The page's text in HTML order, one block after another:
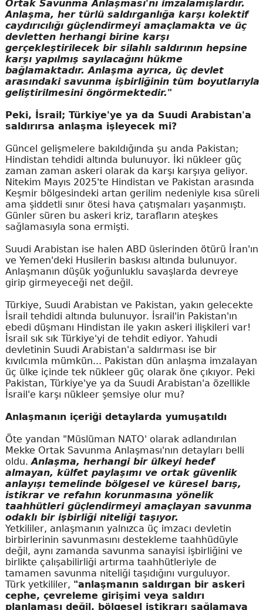
Ortak Savunma Anlaşması'nı imzalamışlardır.
Anlaşma, her türlü saldırganlığa karşı kolektif
caydırıcılığı güçlendirmeyi amaçlamakta ve üç
devletten herhangi birine karşı
gerçekleştirilecek bir silahlı saldırının hepsine
karşı yapılmış sayılacağını hükme
bağlamaktadır. Anlaşma ayrıca, üç devlet
arasındaki savunma işbirliğinin tüm boyutlarıyla
geliştirilmesini öngörmektedir."
Peki, İsrail; Türkiye'ye ya da Suudi Arabistan'a
saldırırsa anlaşma işleyecek mi?
Güncel gelişmelere bakıldığında şu anda Pakistan;
Hindistan tehdidi altında bulunuyor. İki nükleer güç
zaman zaman askeri olarak da karşı karşıya geliyor.
Nitekim Mayıs 2025'te Hindistan ve Pakistan arasında
Keşmir bölgesindeki artan gerilim nedeniyle kısa süreli
ama şiddetli sınır ötesi hava çatışmaları yaşanmıştı.
Günler süren bu askeri kriz, tarafların ateşkes
sağlamasıyla sona ermişti.
Suudi Arabistan ise halen ABD üslerinden ötürü İran'ın
ve Yemen'deki Husilerin baskısı altında bulunuyor.
Anlaşmanın düşük yoğunluklu savaşlarda devreye
girip girmeyeceği net değil.
Türkiye, Suudi Arabistan ve Pakistan, yakın gelecekte
İsrail tehdidi altında bulunuyor. İsrail'in Pakistan'ın
ebedi düşmanı Hindistan ile yakın askeri ilişkileri var!
İsrail sık sık Türkiye'yi de tehdit ediyor. Yahudi
devletinin Suudi Arabistan'a saldırması ise bir
kıvılcımla mümkün... Pakistan dün anlaşma imzalayan
üç ülke içinde tek nükleer güç olarak öne çıkıyor. Peki
Pakistan, Türkiye'ye ya da Suudi Arabistan'a özellikle
İsrail'e karşı nükleer şemsiye olur mu?
Anlaşmanın içeriği detaylarda yumuşatıldı
Öte yandan "Müslüman NATO' olarak adlandırılan
Mekke Ortak Savunma Anlaşması'nın detayları belli
oldu.Anlaşma, herhangi bir ülkeyi hedef
almayan, külfet paylaşımı ve ortak güvenlik
anlayışı temelinde bölgesel ve küresel barış,
istikrar ve refahın korunmasına yönelik
taahhütleri güçlendirmeyi amaçlayan savunma
odaklı bir işbirliği niteliği taşıyor.
Yetkililer, anlaşmanın yalnızca üç imzacı devletin
birbirlerinin savunmasını destekleme taahhüdüyle
değil, aynı zamanda savunma sanayisi işbirliğini ve
birlikte çalışabilirliği artırma taahhütleriyle de
tamamen savunma niteliği taşıdığını vurguluyor.
Türk yetkililer, "anlaşmanın saldırgan bir askeri
cephe, çevreleme girişimi veya saldırı
planlaması değil, bölgesel istikrarı sağlamaya